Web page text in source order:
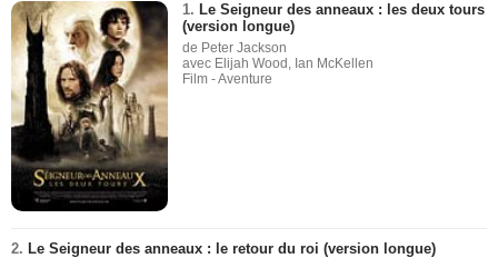
1. Le Seigneur des anneaux : les deux tours
(version longue)
de Peter Jackson
avec Elijah Wood, Ian McKellen
Film - Aventure
2. Le Seigneur des anneaux : le retour du roi (version longue)